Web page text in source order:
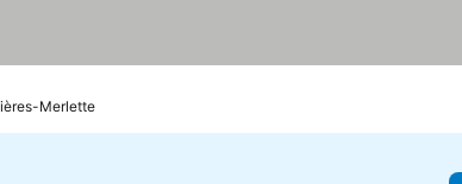
Merlette